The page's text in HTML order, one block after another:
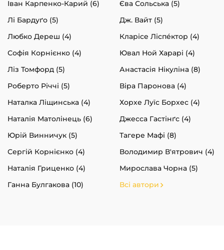
Іван Карпенко-Карий (6)
Єва Сольська (5)
Лі Бардуґо (5)
Дж. Вайт (5)
Любко Дереш (4)
Кларісе Ліспéктор (4)
Софія Корнієнко (4)
Ювал Ной Харарі (4)
Ліз Томфорд (5)
Анастасія Нікуліна (8)
Роберто Річчі (5)
Віра Паронова (4)
Наталка Ліщинська (4)
Хорхе Луїс Борхес (4)
Наталія Матолінець (6)
Джесса Гастінґс (4)
Юрій Винничук (5)
Тагере Мафі (8)
Сергій Корнієнко (4)
Володимир В'ятрович (4)
Наталія Гриценко (4)
Мирослава Чорна (5)
Ганна Булгакова (10)
Всі автори